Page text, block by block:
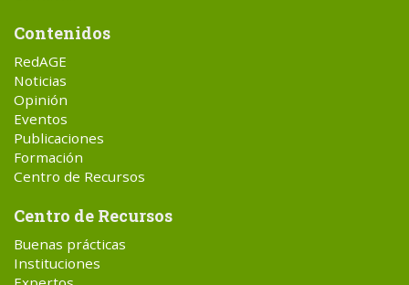
Contenidos
RedAGE
Noticias
Opinión
Eventos
Publicaciones
Formación
Centro de Recursos
Centro de Recursos
Buenas prácticas
Instituciones